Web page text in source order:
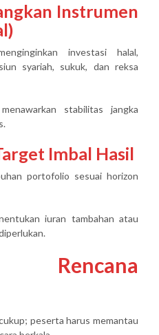
Instrumen
investasi halal,
syariah, sukuk, dan reksa
stabilitas jangka
Imbal Hasil
portofolio sesuai horizon
iuran tambahan atau
Rencana
peserta harus memantau